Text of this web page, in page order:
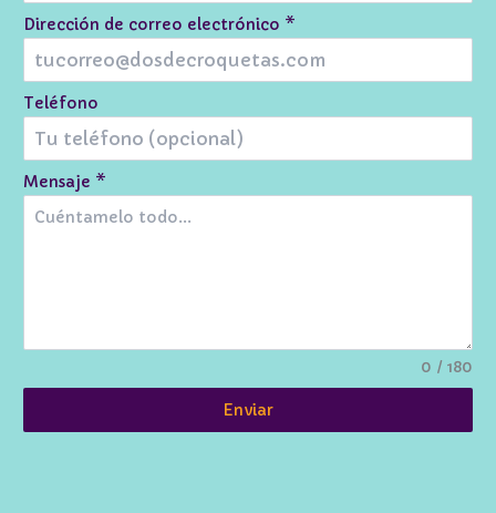
Dirección de correo electrónico *
Teléfono
Mensaje *
0 / 180
Enviar